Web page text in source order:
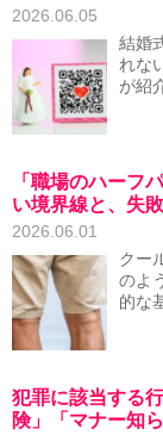
2026.06.05
結婚
れな
が紹
「職場のハーフ
い境界線と、失
2026.06.01
クー
のよ
的な
犯罪に該当する
険」「マナー知